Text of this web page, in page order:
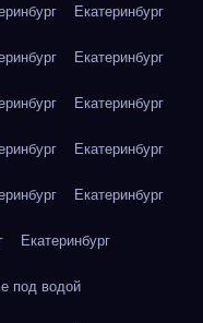
Екатеринбург
Екатеринбург
Екатеринбург
Екатеринбург
Екатеринбург
Екатеринбург
под водой